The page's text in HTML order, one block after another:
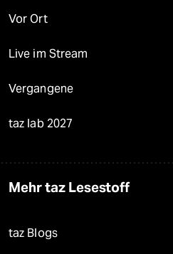
Vor Ort
Live im Stream
Vergangene
taz lab 2027
Mehr taz Lesestoff
taz Blogs